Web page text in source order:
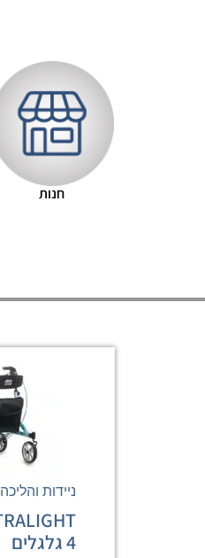
חנות
ניידות והליכה
4 גלגלים